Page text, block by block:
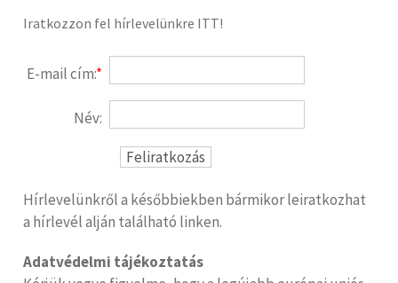
Iratkozzon fel hírlevelünkre ITT!
E-mail cím:*
Név:
Hírlevelünkről a későbbiekben bármikor leiratkozhat
a hírlevél alján található linken.
Adatvédelmi tájékoztatás